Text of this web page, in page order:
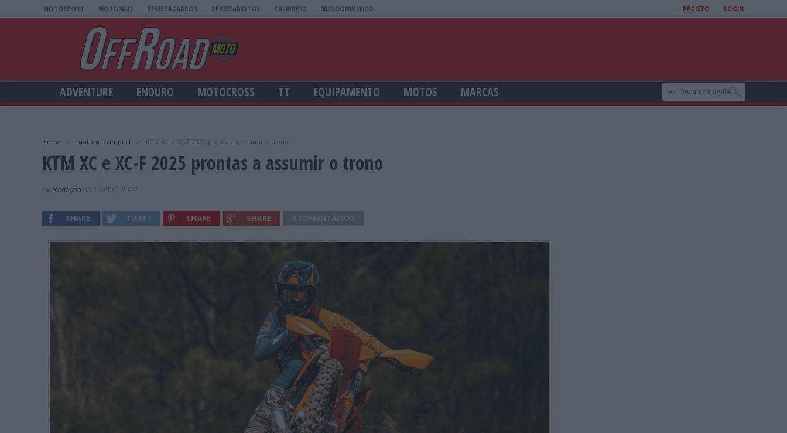
MOTOSPORT MOTOMAIS REVISTACARROS REVISTAMOTOS CALIBRE12 MUNDONAUTICO REGISTO LOGIN
ADVENTURE ENDURO MOTOCROSS TT EQUIPAMENTO MOTOS MARCAS
Home motomais import KTM XC e XC-F 2025 prontas a assumir o trono
KTM XC e XC-F 2025 prontas a assumir o trono
By Redação on 19 Abril, 2024
SHARE TWEET SHARE SHARE